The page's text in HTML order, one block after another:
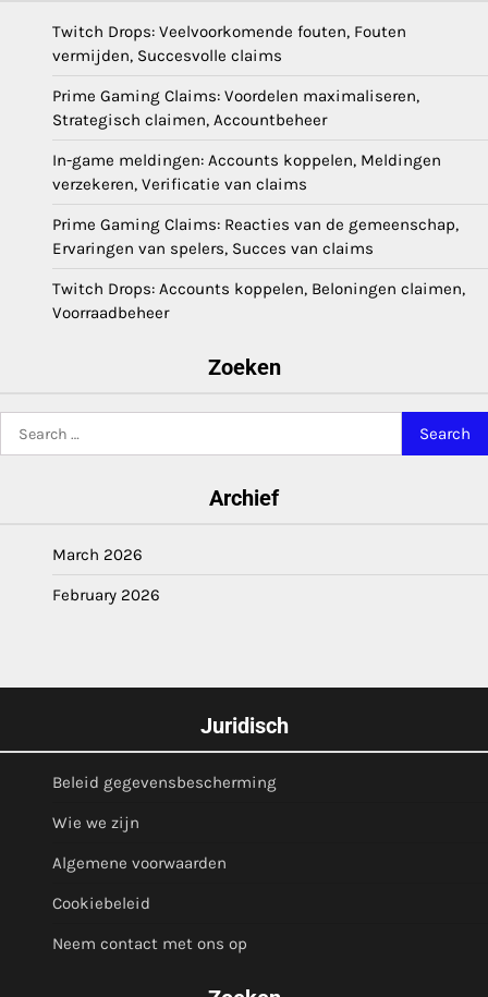
Twitch Drops: Veelvoorkomende fouten, Fouten
vermijden, Succesvolle claims
Prime Gaming Claims: Voordelen maximaliseren,
Strategisch claimen, Accountbeheer
In-game meldingen: Accounts koppelen, Meldingen
verzekeren, Verificatie van claims
Prime Gaming Claims: Reacties van de gemeenschap,
Ervaringen van spelers, Succes van claims
Twitch Drops: Accounts koppelen, Beloningen claimen,
Voorraadbeheer
Zoeken
for:
Archief
March 2026
February 2026
Juridisch
Beleid gegevensbescherming
Wie we zijn
Algemene voorwaarden
Cookiebeleid
Neem contact met ons op